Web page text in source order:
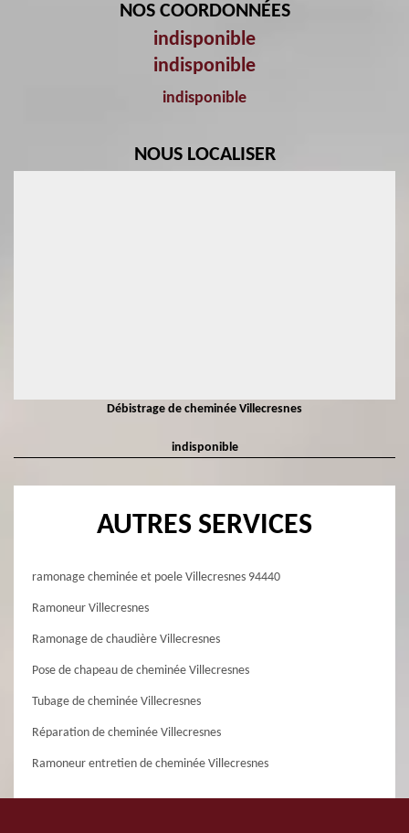
NOS COORDONNÉES
indisponible
indisponible
indisponible
NOUS LOCALISER
Débistrage de cheminée Villecresnes
indisponible
AUTRES SERVICES
ramonage cheminée et poele Villecresnes 94440
Ramoneur Villecresnes
Ramonage de chaudière Villecresnes
Pose de chapeau de cheminée Villecresnes
Tubage de cheminée Villecresnes
Réparation de cheminée Villecresnes
Ramoneur entretien de cheminée Villecresnes